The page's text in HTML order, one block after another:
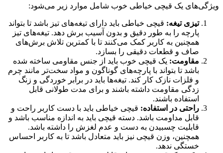
ویژگی‌های یک قیچی خیاطی خوب شامل موارد زیر می‌شود:
تیزی تیغه: قیچی خیاطی باید دارای تیغه‌های تیز باشد تا بتواند
پارچه را به طور دقیق و بدون آسیب برش دهد. تیغه‌های تیز
همچنین به کاربر کمک می‌کنند تا با کمترین تلاش برش‌های
صاف و قطعات دقیقی را بسازد.
مقاومت: یک قیچی خوب باید از جنس مقاومی ساخته شده
باشد تا بتواند با پارچه‌های گوناگون و مواد سخت‌تر مانند چرم
و فلزات نازک کار کند. تیغه‌ها باید در برابر خوردگی و زنگ
زدگی مقاومت داشته باشند و برای مدت طولانی قابل
استفاده باشند.
راحتی در استفاده: قیچی خیاطی باید با دست کاربر راحت و
قابل مداومت باشد. دسته قیچی باید به اندازه مناسب باشد و
قابلیت چسبیدن به دست و عدم لغزش را داشته باشد.
همچنین، وزن قیچی نیز باید متعادل باشد تا به کاربر احساس
خستگی ندهد.